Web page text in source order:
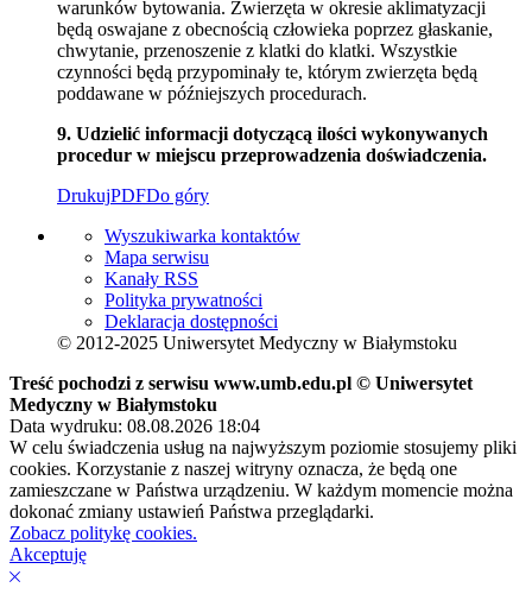
warunków bytowania. Zwierzęta w okresie aklimatyzacji
będą oswajane z obecnością człowieka poprzez głaskanie,
chwytanie, przenoszenie z klatki do klatki. Wszystkie
czynności będą przypominały te, którym zwierzęta będą
poddawane w późniejszych procedurach.
9. Udzielić informacji dotyczącą ilości wykonywanych
procedur w miejscu przeprowadzenia doświadczenia.
DrukujPDFDo góry
Wyszukiwarka kontaktów
Mapa serwisu
Kanały RSS
Polityka prywatności
Deklaracja dostępności
© 2012-2025 Uniwersytet Medyczny w Białymstoku
Treść pochodzi z serwisu www.umb.edu.pl © Uniwersytet
Medyczny w Białymstoku
Data wydruku: 08.08.2026 18:04
W celu świadczenia usług na najwyższym poziomie stosujemy pliki
cookies. Korzystanie z naszej witryny oznacza, że będą one
zamieszczane w Państwa urządzeniu. W każdym momencie można
dokonać zmiany ustawień Państwa przeglądarki.
Zobacz politykę cookies.
Akceptuję